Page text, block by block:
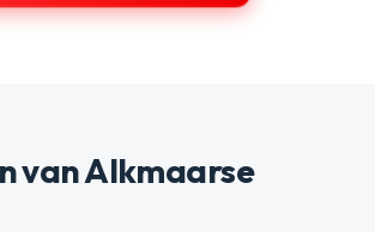
van Alkmaarse